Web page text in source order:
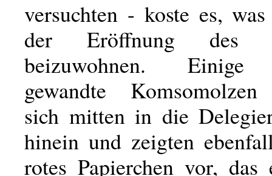
versuchten - koste es,
der Eröffnung des
beizuwohnen. Einige
gewandte
sich mitten in die
hinein und zeigten
rotes Papierchen vor, das